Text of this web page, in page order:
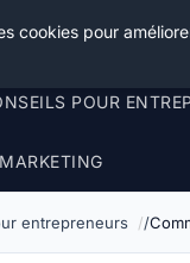
POUR
entrepreneurs
cookies pour